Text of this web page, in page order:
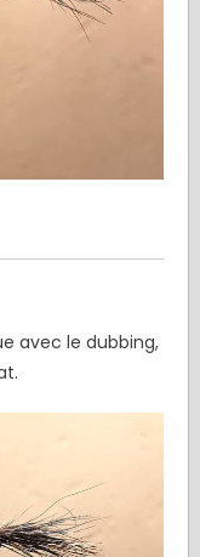
avec le dubbing,